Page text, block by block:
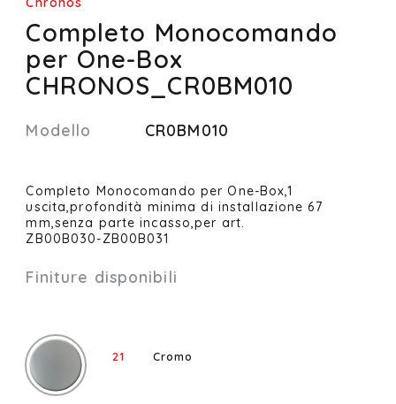
Completo Monocomando
per One-Box
CHRONOS_CR0BM010
Modello CR0BM010
Completo Monocomando per One-Box,1
uscita,profondità minima di installazione 67
mm,senza parte incasso,per art.
ZB00B030-ZB00B031
Finiture disponibili
21 Cromo